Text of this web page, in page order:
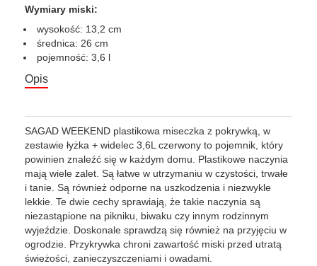
Wymiary miski:
wysokość: 13,2 cm
średnica: 26 cm
pojemność: 3,6 l
Opis
SAGAD WEEKEND plastikowa miseczka z pokrywką, w
zestawie łyżka + widelec 3,6L czerwony to pojemnik, który
powinien znaleźć się w każdym domu. Plastikowe naczynia
mają wiele zalet. Są łatwe w utrzymaniu w czystości, trwałe
i tanie. Są również odporne na uszkodzenia i niezwykle
lekkie. Te dwie cechy sprawiają, że takie naczynia są
niezastąpione na pikniku, biwaku czy innym rodzinnym
wyjeździe. Doskonale sprawdzą się również na przyjęciu w
ogrodzie. Przykrywka chroni zawartość miski przed utratą
świeżości, zanieczyszczeniami i owadami.